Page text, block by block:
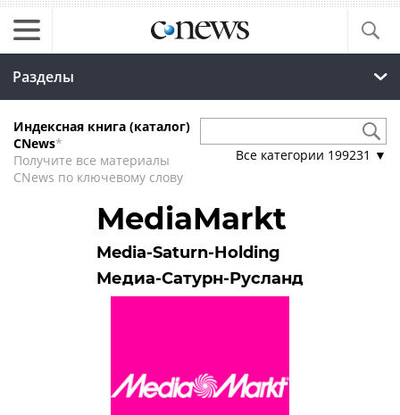
Разделы
Индексная книга (каталог)
CNews*
Получите все материалы
CNews по ключевому слову
Все категории 199231 ▼
MediaMarkt
Media-Saturn-Holding
Медиа-Сатурн-Русланд